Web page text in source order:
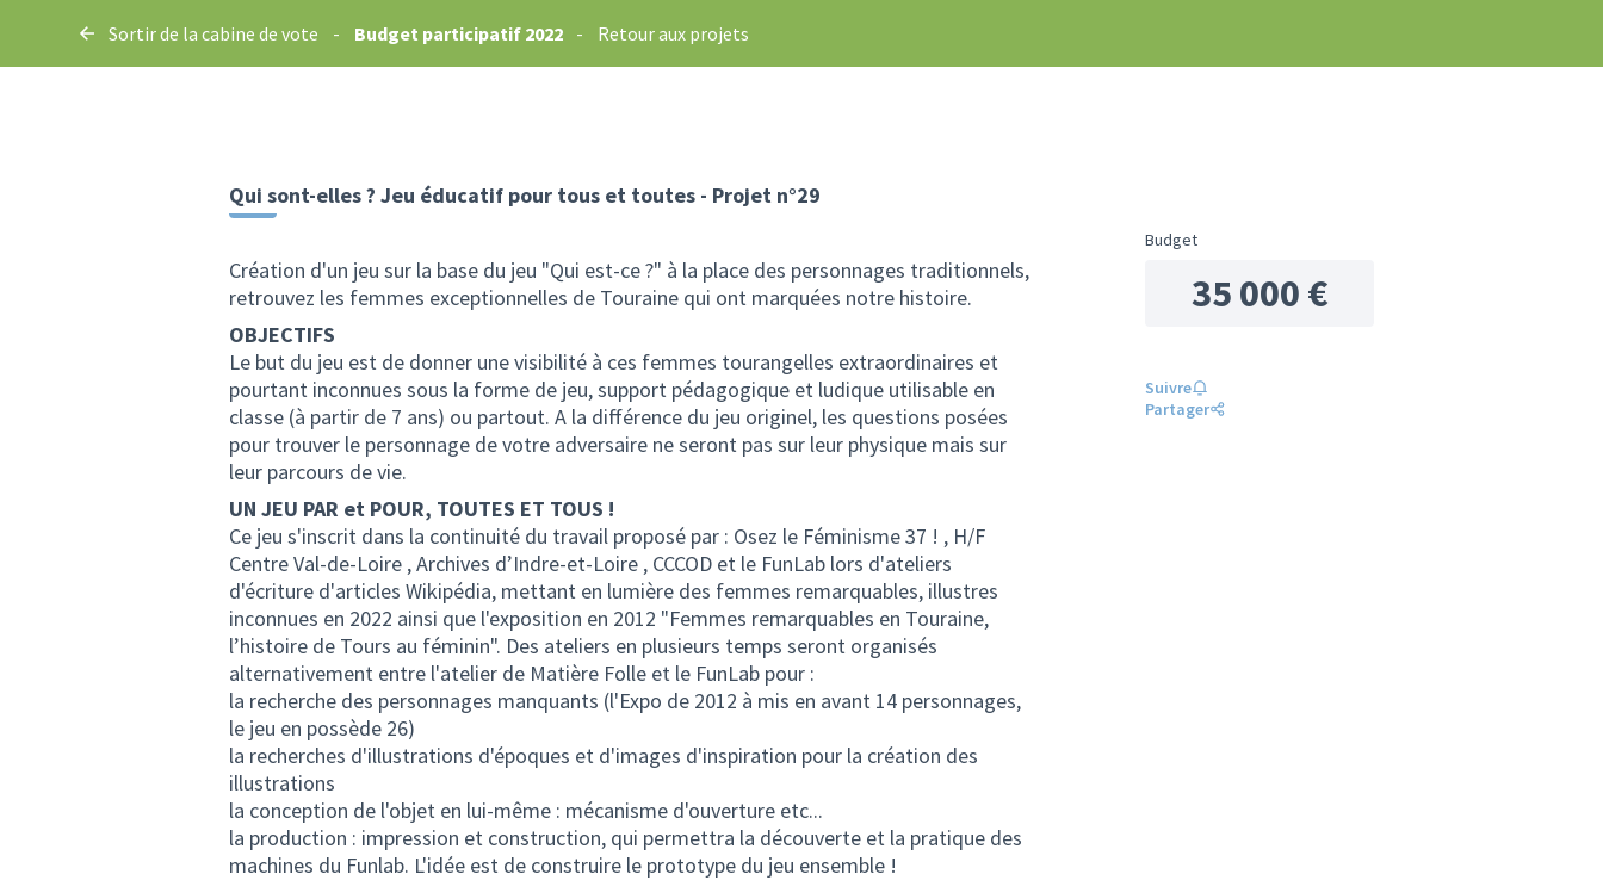
Sortir de la cabine de vote - Budget participatif 2022 - Retour aux projets
Qui sont-elles ? Jeu éducatif pour tous et toutes - Projet n°29
Création d'un jeu sur la base du jeu "Qui est-ce ?" à la place des personnages traditionnels,
retrouvez les femmes exceptionnelles de Touraine qui ont marquées notre histoire.
OBJECTIFS
Le but du jeu est de donner une visibilité à ces femmes tourangelles extraordinaires et
pourtant inconnues sous la forme de jeu, support pédagogique et ludique utilisable en
classe (à partir de 7 ans) ou partout. A la différence du jeu originel, les questions posées
pour trouver le personnage de votre adversaire ne seront pas sur leur physique mais sur
leur parcours de vie.
UN JEU PAR et POUR, TOUTES ET TOUS !
Ce jeu s'inscrit dans la continuité du travail proposé par : Osez le Féminisme 37 ! , H/F
Centre Val-de-Loire , Archives d’Indre-et-Loire , CCCOD et le FunLab lors d'ateliers
d'écriture d'articles Wikipédia, mettant en lumière des femmes remarquables, illustres
inconnues en 2022 ainsi que l'exposition en 2012 "Femmes remarquables en Touraine,
l’histoire de Tours au féminin". Des ateliers en plusieurs temps seront organisés
alternativement entre l'atelier de Matière Folle et le FunLab pour :
la recherche des personnages manquants (l'Expo de 2012 à mis en avant 14 personnages,
le jeu en possède 26)
la recherches d'illustrations d'époques et d'images d'inspiration pour la création des
illustrations
la conception de l'objet en lui-même : mécanisme d'ouverture etc...
la production : impression et construction, qui permettra la découverte et la pratique des
machines du Funlab. L'idée est de construire le prototype du jeu ensemble !
Budget
35 000 €
Suivre
Partager